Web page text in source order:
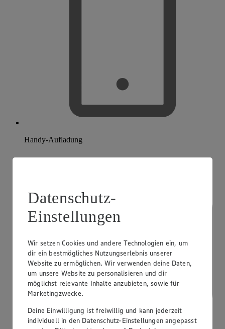
Handy-Aufladung
Datenschutz-
Einstellungen
Wir setzen Cookies und andere Technologien ein, um
dir ein bestmögliches Nutzungserlebnis unserer
Website zu ermöglichen. Wir verwenden deine Daten,
um unsere Website zu personalisieren und dir
möglichst relevante Inhalte anzubieten, sowie für
Marketingzwecke.
Deine Einwilligung ist freiwillig und kann jederzeit
individuell in den Datenschutz-Einstellungen angepasst